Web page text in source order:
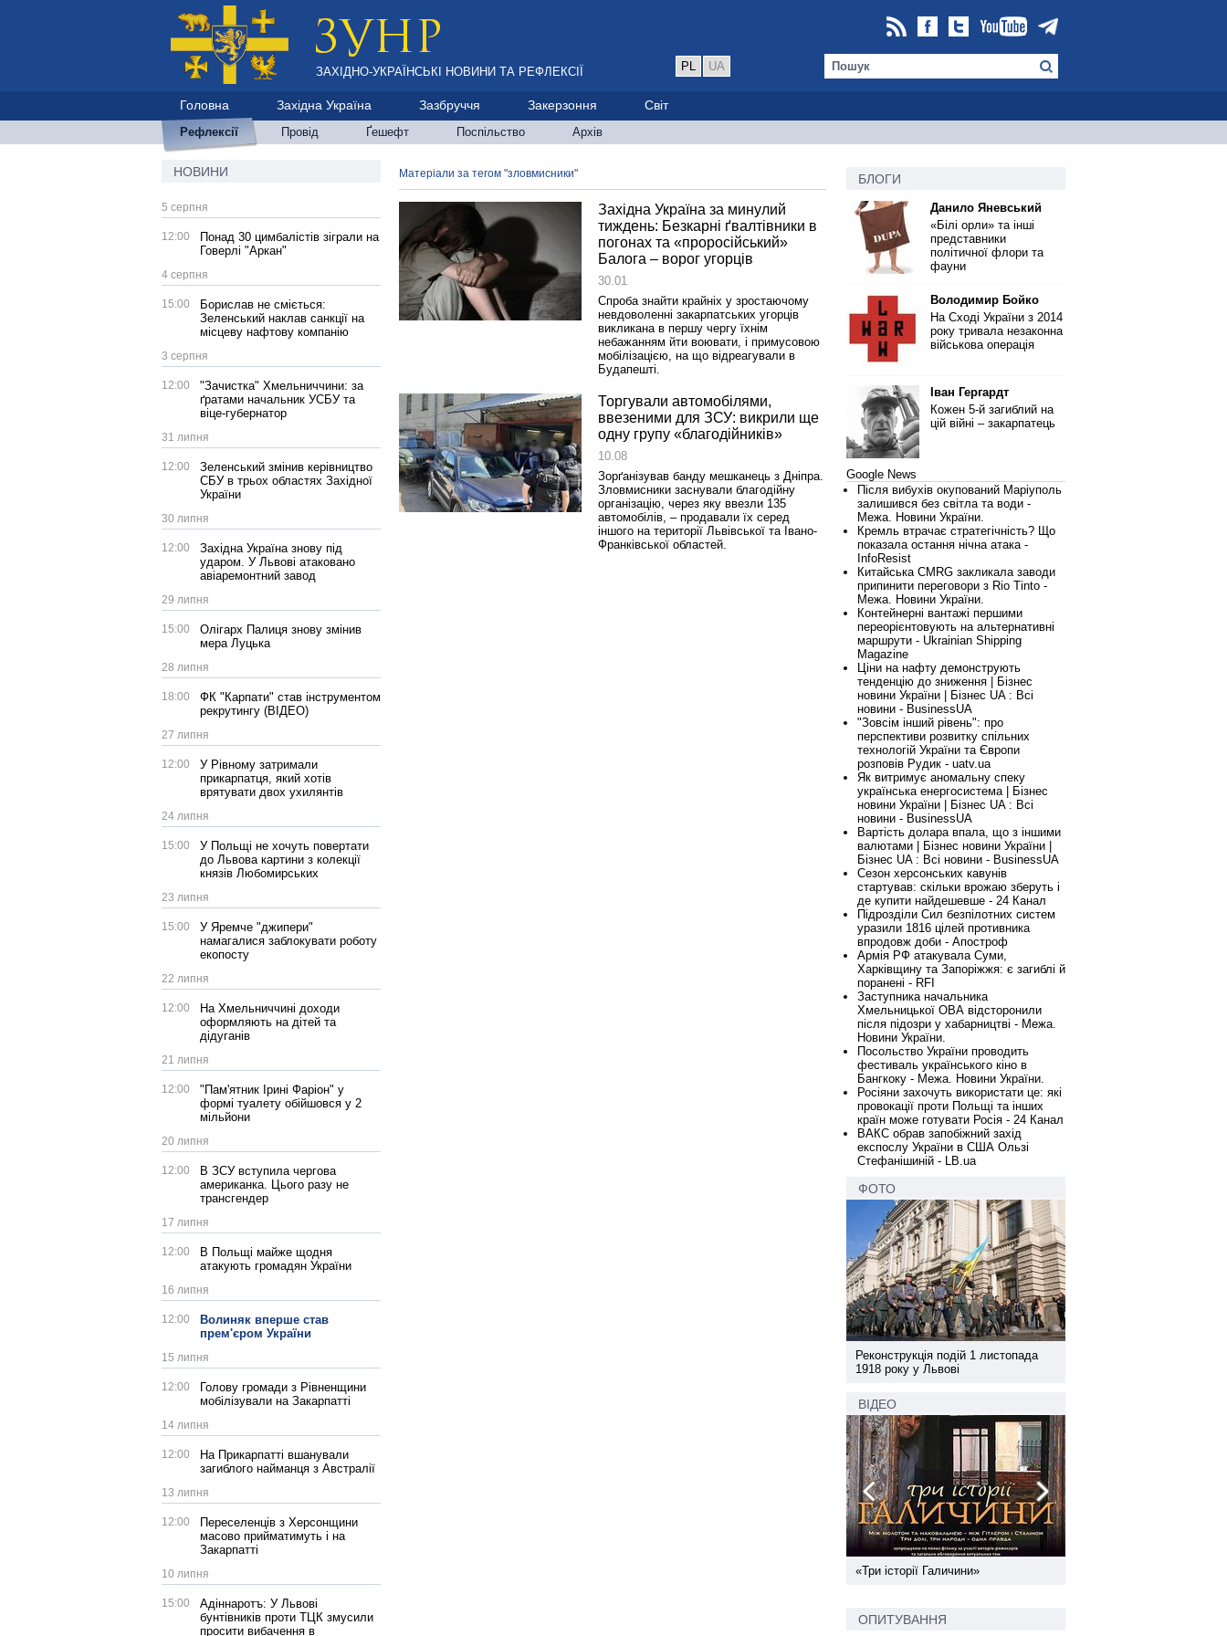
ЗАХІДНО-УКРАЇНСЬКІ НОВИНИ ТА РЕФЛЕКСІЇ PL UA
Головна Західна Україна Зазбруччя Закерзоння Світ
Рефлексії Провід Ґешефт Поспільство Архів
НОВИНИ
5 серпня
12:00
Понад 30 цимбалістів зіграли на
Говерлі "Аркан"
4 серпня
15:00
Борислав не сміється:
Зеленський наклав санкції на
місцеву нафтову компанію
3 серпня
12:00
"Зачистка" Хмельниччини: за
ґратами начальник УСБУ та
віце-губернатор
31 липня
12:00
Зеленський змінив керівництво
СБУ в трьох областях Західної
України
30 липня
12:00
Західна Україна знову під
ударом. У Львові атаковано
авіаремонтний завод
29 липня
15:00
Олігарх Палиця знову змінив
мера Луцька
28 липня
18:00
ФК "Карпати" став інструментом
рекрутингу (ВІДЕО)
27 липня
12:00
У Рівному затримали
прикарпатця, який хотів
врятувати двох ухилянтів
24 липня
15:00
У Польщі не хочуть повертати
до Львова картини з колекції
князів Любомирських
23 липня
15:00
У Яремче "джипери"
намагалися заблокувати роботу
екопосту
22 липня
12:00
На Хмельниччині доходи
оформляють на дітей та
дідуганів
21 липня
12:00
"Пам'ятник Ірині Фаріон" у
формі туалету обійшовся у 2
мільйони
20 липня
12:00
В ЗСУ вступила чергова
американка. Цього разу не
трансгендер
17 липня
12:00
В Польщі майже щодня
атакують громадян України
16 липня
12:00
Волиняк вперше став
прем'єром України
15 липня
12:00
Голову громади з Рівненщини
мобілізували на Закарпатті
14 липня
12:00
На Прикарпатті вшанували
загиблого найманця з Австралії
13 липня
12:00
Переселенців з Херсонщини
масово прийматимуть і на
Закарпатті
10 липня
15:00
Адіннаротъ: У Львові
бунтівників проти ТЦК змусили
просити вибачення в
Матеріали за тегом "зловмисники"
Західна Україна за минулий
тиждень: Безкарні ґвалтівники в
погонах та «проросійський»
Балога – ворог угорців
30.01
Спроба знайти крайніх у зростаючому
невдоволенні закарпатських угорців
викликана в першу чергу їхнім
небажанням йти воювати, і примусовою
мобілізацією, на що відреагували в
Будапешті.
Торгували автомобілями,
ввезеними для ЗСУ: викрили ще
одну групу «благодійників»
10.08
Зорґанізував банду мешканець з Дніпра.
Зловмисники заснували благодійну
організацію, через яку ввезли 135
автомобілів, – продавали їх серед
іншого на території Львівської та Івано-
Франківської областей.
БЛОГИ
Данило Яневський
«Білі орли» та інші
представники
політичної флори та
фауни
Володимир Бойко
На Сході України з 2014
року тривала незаконна
військова операція
Іван Гергардт
Кожен 5-й загиблий на
цій війні – закарпатець
Google News
Після вибухів окупований Маріуполь
залишився без світла та води -
Межа. Новини України.
Кремль втрачає стратегічність? Що
показала остання нічна атака -
InfoResist
Китайська CMRG закликала заводи
припинити переговори з Rio Tinto -
Межа. Новини України.
Контейнерні вантажі першими
переорієнтовують на альтернативні
маршрути - Ukrainian Shipping
Magazine
Ціни на нафту демонструють
тенденцію до зниження | Бізнес
новини України | Бізнес UA : Всі
новини - BusinessUA
"Зовсім інший рівень": про
перспективи розвитку спільних
технологій України та Європи
розповів Рудик - uatv.ua
Як витримує аномальну спеку
українська енергосистема | Бізнес
новини України | Бізнес UA : Всі
новини - BusinessUA
Вартість долара впала, що з іншими
валютами | Бізнес новини України |
Бізнес UA : Всі новини - BusinessUA
Сезон херсонських кавунів
стартував: скільки врожаю зберуть і
де купити найдешевше - 24 Канал
Підрозділи Сил безпілотних систем
уразили 1816 цілей противника
впродовж доби - Апостроф
Армія РФ атакувала Суми,
Харківщину та Запоріжжя: є загиблі й
поранені - RFI
Заступника начальника
Хмельницької ОВА відсторонили
після підозри у хабарництві - Межа.
Новини України.
Посольство України проводить
фестиваль українського кіно в
Бангкоку - Межа. Новини України.
Росіяни захочуть використати це: які
провокації проти Польщі та інших
країн може готувати Росія - 24 Канал
ВАКС обрав запобіжний захід
експослу України в США Ользі
Стефанішиній - LB.ua
ФОТО
Реконструкція подій 1 листопада
1918 року у Львові
ВІДЕО
«Три історії Галичини»
ОПИТУВАННЯ